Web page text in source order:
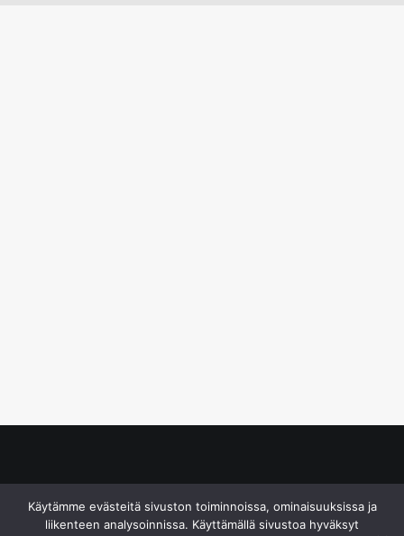
Käytämme evästeitä sivuston toiminnoissa, ominaisuuksissa ja
liikenteen analysoinnissa. Käyttämällä sivustoa hyväksyt